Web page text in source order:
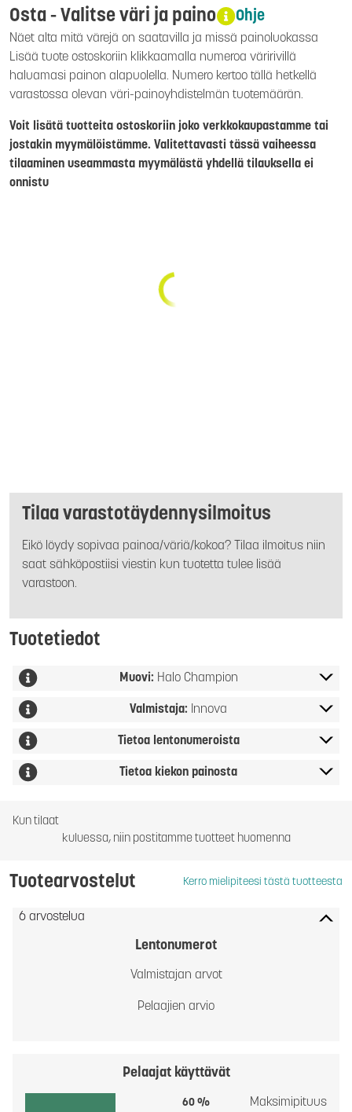
Osta - Valitse väri ja paino Ohje
Näet alta mitä värejä on saatavilla ja missä painoluokassa
Lisää tuote ostoskoriin klikkaamalla numeroa väririvillä
haluamasi painon alapuolella. Numero kertoo tällä hetkellä
varastossa olevan väri-painoyhdistelmän tuotemäärän.
Voit lisätä tuotteita ostoskoriin joko verkkokaupastamme tai
jostakin myymälöistämme. Valitettavasti tässä vaiheessa
tilaaminen useammasta myymälästä yhdellä tilauksella ei
onnistu
Tilaa varastotäydennysilmoitus
Eikö löydy sopivaa painoa/väriä/kokoa? Tilaa ilmoitus niin
saat sähköpostiisi viestin kun tuotetta tulee lisää
varastoon.
Tuotetiedot
Muovi: Halo Champion
Valmistaja: Innova
Tietoa lentonumeroista
Tietoa kiekon painosta
Kun tilaat
kuluessa, niin postitamme tuotteet huomenna
Tuotearvostelut Kerro mielipiteesi tästä tuotteesta
6 arvostelua
Lentonumerot
Valmistajan arvot
Pelaajien arvio
Pelaajat käyttävät
60 % Maksimipituus